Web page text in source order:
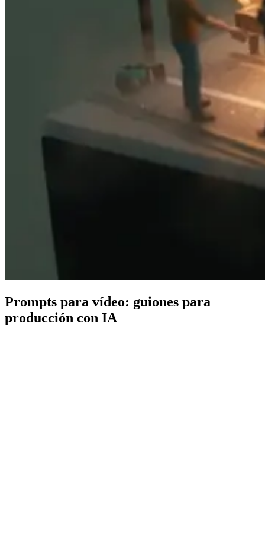
Prompts para vídeo: guiones para
producción con IA